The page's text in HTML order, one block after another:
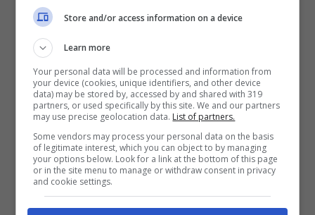
ancoraggio, le zone più delicate del
Thwaites.
stabilità dell’intero ghiacciaio, con
potenziali ripercussioni catastrofiche per
il pianeta. Il Thwaites è enorme:la sua
superficie supera quella della Grecia
Attualmente, è responsabile del 4%
dell’innalzamento globale del livello del mare,
Store and/or access information on a device
Learn more
Your personal data will be processed and information from
your device (cookies, unique identifiers, and other device
data) may be stored by, accessed by and shared with 319
partners, or used specifically by this site. We and our partners
may use precise geolocation data. List of partners.
Some vendors may process your personal data on the basis
of legitimate interest, which you can object to by managing
your options below. Look for a link at the bottom of this page
or in the site menu to manage or withdraw consent in privacy
and cookie settings.